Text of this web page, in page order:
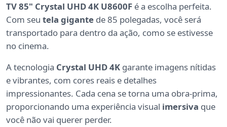
TV 85" Crystal UHD 4K U8600F é a escolha perfeita.
Com seu tela gigante de 85 polegadas, você será
transportado para dentro da ação, como se estivesse
no cinema.
A tecnologia Crystal UHD 4K garante imagens nítidas
e vibrantes, com cores reais e detalhes
impressionantes. Cada cena se torna uma obra-prima,
proporcionando uma experiência visual imersiva que
você não vai querer perder.